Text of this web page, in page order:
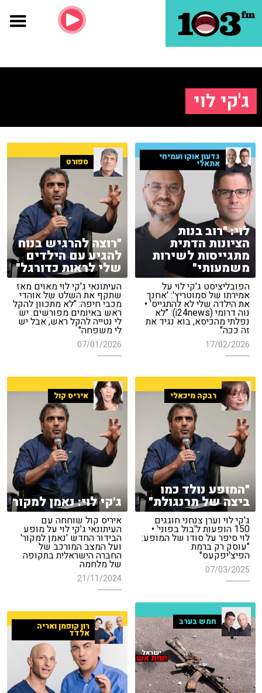
ג'קי לוי
גדעון אוקו ועמיחי
אתאלי
לוי: "רוב בנות
הציונות הדתית
מתגייסות לשירות
משמעותי"
הפובליציסט ג'קי לוי על
אמירתו של סמוטריץ': 'אחנך
את הילדה שלי לא להתגייס' •
נוה דרומי (i24news): "לא
נפלתי מהכיסא, בוא נגיד את
זה ככה"
17/02/2026
ספורט
"רוצה להרגיש בנוח
להגיע עם הילדים
שלי לראות כדורגל"
העיתונאי ג'קי לוי מאוים מאז
שתקף את השלט של אוהדי
מכבי חיפה: "לא מתכוון להקל
ראש באיומים מפורשים. יש
לי נטייה להקל ראש, אבל יש
לי משפחה"
07/01/2026
רבקה מיכאלי
"המופע נולד כמו
ביצה של תרנגולת"
ג'קי לוי וערן צנחני חוגגים
150 הופעות ל'בול בפוני' •
לוי סיפר על סודו של המופע:
"עוסק רק ברמת
הפיצ'יפקעס"
07/03/2025
איריס קול
ג'קי לוי: נאמן למקור
איריס קול שוחחה עם
העיתונאי ג'קי לוי על מופע
הבידור החדש 'נאמן למקור'
ועל המצב המורכב של
החברה הישראלית בתקופה
של מלחמה
21/11/2024
חמש בערב רון קופמן ואריה
אלדד